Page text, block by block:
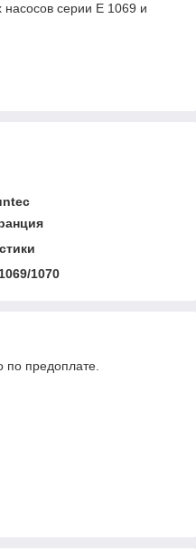
серии E 1069 и
1070
по предоплате.